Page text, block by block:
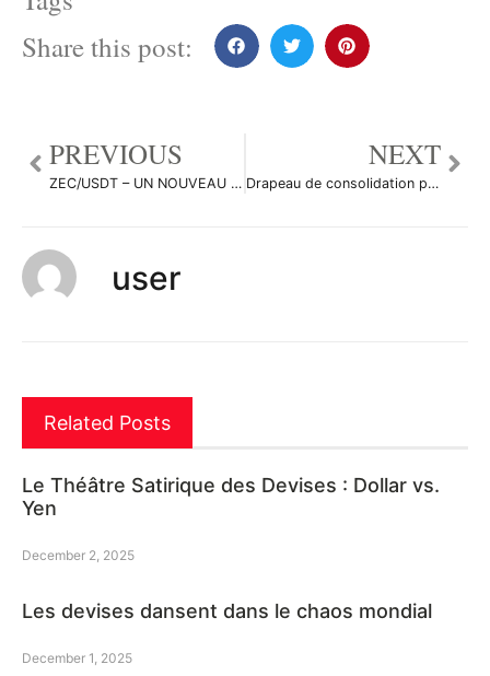
Share this post:
PREVIOUS
ZEC/USDT – UN NOUVEAU DEPART ? – Direction 450$ – + Théorie 6M par Predajo
NEXT
Drapeau de consolidation par maniacotrading
user
Related Posts
Le Théâtre Satirique des Devises : Dollar vs.
Yen
December 2, 2025
Les devises dansent dans le chaos mondial
December 1, 2025